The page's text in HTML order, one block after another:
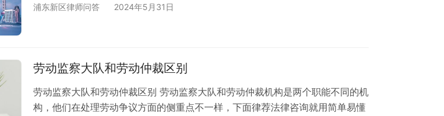
浦东新区律师问答 2024年5月31日
劳动监察大队和劳动仲裁区别
劳动监察大队和劳动仲裁区别 劳动监察大队和劳动仲裁机构是两个职能不同的机
构，他们在处理劳动争议方面的侧重点不一样，下面律荐法律咨询就用简单易懂